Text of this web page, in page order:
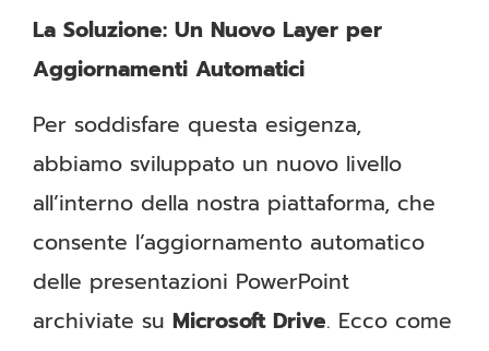
La Soluzione: Un Nuovo Layer per
Aggiornamenti Automatici
Per soddisfare questa esigenza,
abbiamo sviluppato un nuovo livello
all’interno della nostra piattaforma, che
consente l’aggiornamento automatico
delle presentazioni PowerPoint
archiviate su Microsoft Drive. Ecco come